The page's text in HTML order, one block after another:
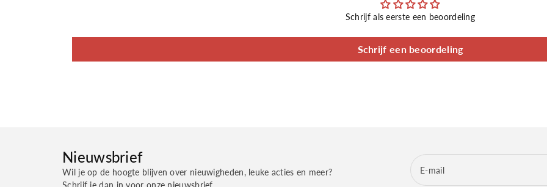
Schrijf als eerste een beoordeling
Schrijf een beoordeling
Nieuwsbrief
Wil je op de hoogte blijven over nieuwigheden, leuke acties en meer?
Schrijf je dan in voor onze nieuwsbrief
E‑mail